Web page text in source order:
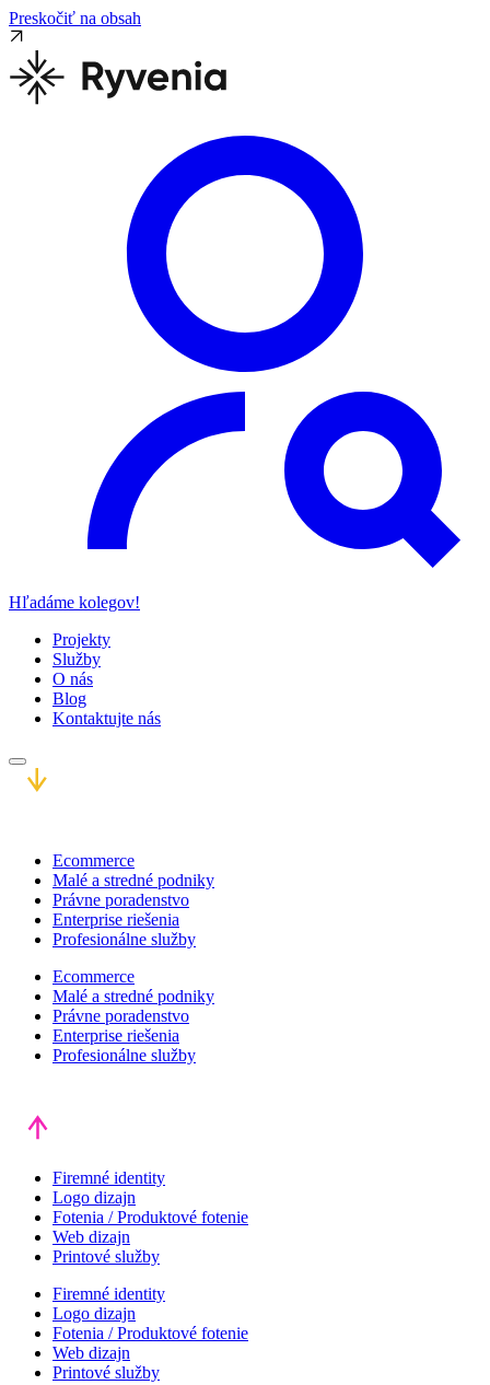
Preskočiť na obsah
Hľadáme kolegov!
Projekty
Služby
O nás
Blog
Kontaktujte nás
Ecommerce
Malé a stredné podniky
Právne poradenstvo
Enterprise riešenia
Profesionálne služby
Ecommerce
Malé a stredné podniky
Právne poradenstvo
Enterprise riešenia
Profesionálne služby
Firemné identity
Logo dizajn
Fotenia / Produktové fotenie
Web dizajn
Printové služby
Firemné identity
Logo dizajn
Fotenia / Produktové fotenie
Web dizajn
Printové služby